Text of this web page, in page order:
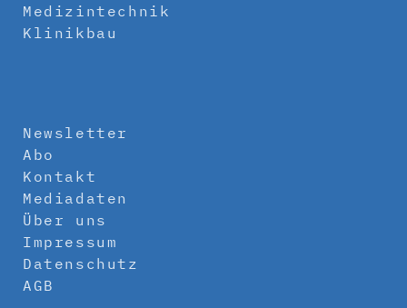
Medizintechnik
Klinikbau
Newsletter
Abo
Kontakt
Mediadaten
Über uns
Impressum
Datenschutz
AGB